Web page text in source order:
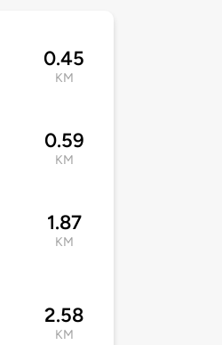
0.45
KM
0.59
KM
1.87
KM
2.58
KM